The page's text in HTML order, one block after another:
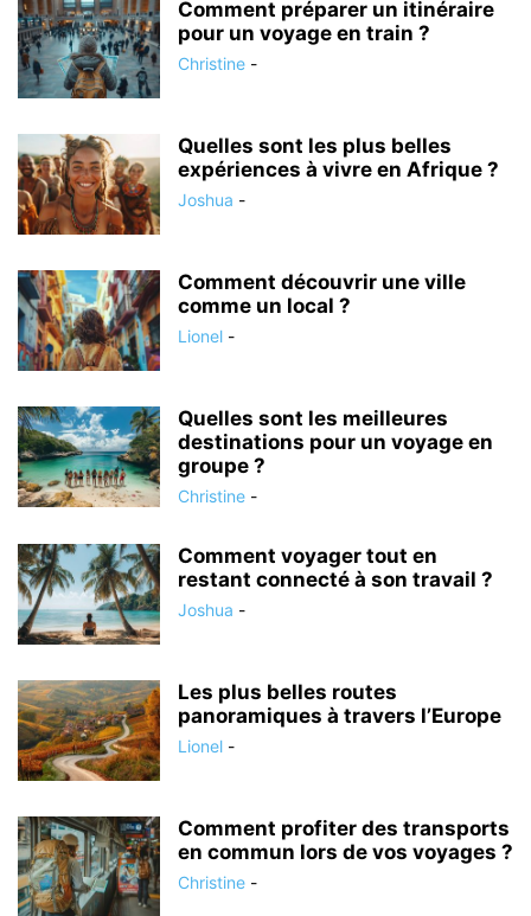
Comment préparer un itinéraire
pour un voyage en train ?
Christine -
Quelles sont les plus belles
expériences à vivre en Afrique ?
Joshua -
Comment découvrir une ville
comme un local ?
Lionel -
Quelles sont les meilleures
destinations pour un voyage en
groupe ?
Christine -
Comment voyager tout en
restant connecté à son travail ?
Joshua -
Les plus belles routes
panoramiques à travers l’Europe
Lionel -
Comment profiter des transports
en commun lors de vos voyages ?
Christine -